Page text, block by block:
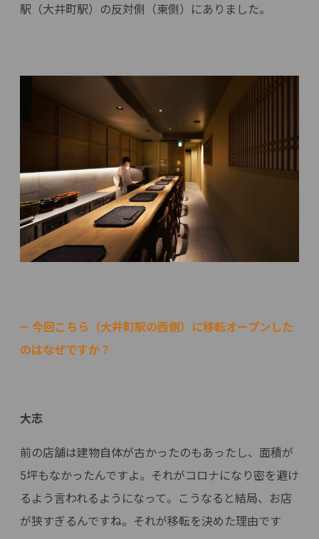
駅（大井町駅）の反対側（東側）にありました。
— 今回こちら（大井町駅の西側）に移転オープンした
のはなぜですか？
大志
前の店舗は建物自体が古かったのもあったし、面積が
5坪もなかったんですよ。それがコロナになり密を避け
るよう言われるようになって。こうなると結局、お店
が狭すぎるんですね。それが移転を決めた理由です